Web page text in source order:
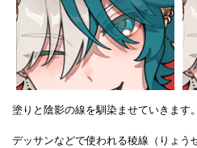
塗りと陰影の線を馴染ませていきます。
デッサンなどで使われる稜線（りょう